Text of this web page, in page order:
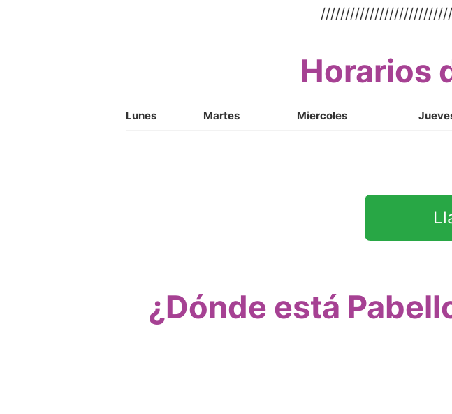
Horarios
Lunes Martes Miercoles
¿Dónde está